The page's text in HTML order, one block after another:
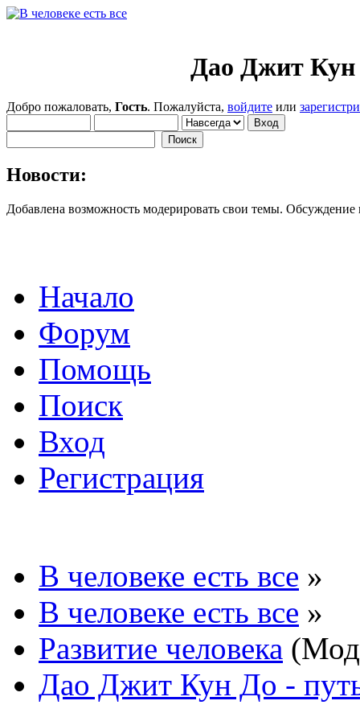
Дао Джит
Добро пожаловать, Гость. Пожалуйста, войдите или
Новости:
Добавлена возможность модерировать свои темы.
Начало
Форум
Помощь
Поиск
Вход
Регистрация
В человеке есть все »
В человеке есть все »
Развитие человека
Дао Джит Кун До -